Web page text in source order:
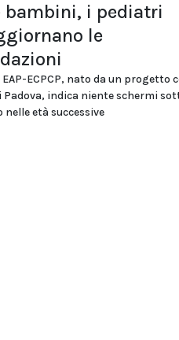
bambini, i pediatri
le
ECPCP, nato da un progetto
Padova, indica niente schermi
nelle età successive